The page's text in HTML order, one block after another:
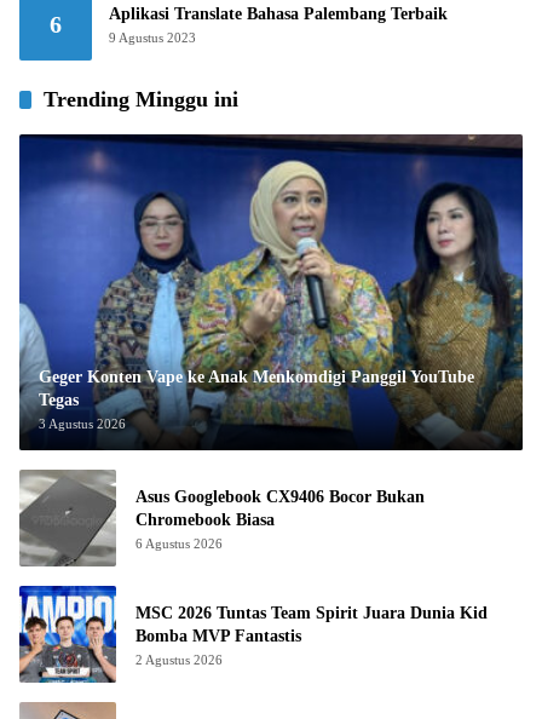
6 Aplikasi Translate Bahasa Palembang Terbaik
9 Agustus 2023
Trending Minggu ini
Geger Konten Vape ke Anak Menkomdigi Panggil YouTube
Tegas
3 Agustus 2026
Asus Googlebook CX9406 Bocor Bukan
Chromebook Biasa
6 Agustus 2026
MSC 2026 Tuntas Team Spirit Juara Dunia Kid
Bomba MVP Fantastis
2 Agustus 2026